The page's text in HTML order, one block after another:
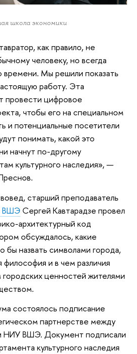
школа экономики
как правило, не
человеку, но всегда
времени. Мы решили показать
работу. Эта
провести цифровое
чтобы его на специальном
и потенциальные посетители
понимать, какой это
начнут по-другому
культурного наследия», —
старший преподаватель
ВШЭ Сергей Кавтарадзе провел
архитектурный код
обсуждалось, какие
назвать символами города,
философия и в чем различия
ценностей жителями
состоялось подписание
партнерстве между
НИУ ВШЭ. Документ подписали
культурного наследия